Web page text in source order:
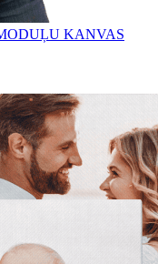
KANVAS